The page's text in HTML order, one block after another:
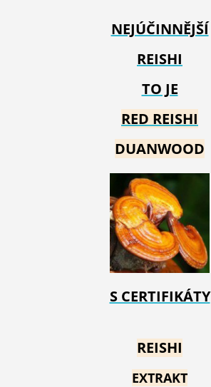
NEJÚČINNĚJŠÍ
REISHI
TO JE
RED REISHI
DUANWOOD
S CERTIFIKÁTY
REISHI
EXTRAKT